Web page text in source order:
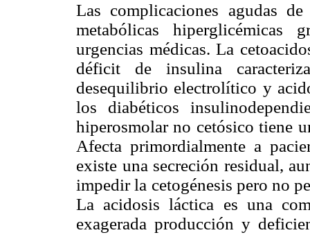
Las complicaciones agudas
metabólicas hiperglicémicas
urgencias médicas. La
déficit de insulina
desequilibrio electrolítico y
los diabéticos
hiperosmolar no cetósico tiene
Afecta primordialmente a
existe una secreción residual,
impedir la cetogénesis pero no
La acidosis láctica es una
exagerada producción y